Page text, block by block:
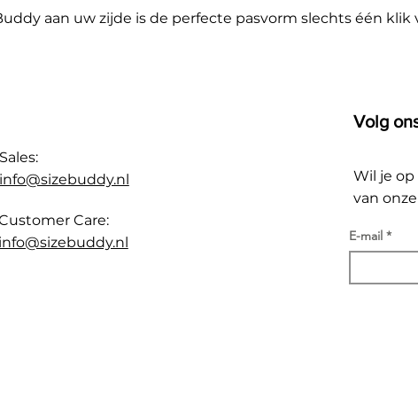
aan uw zijde is de perfecte pasvorm slechts één klik
Sales:
info@sizebuddy.nl
Care:
info@sizebuddy.nl
Volg
Wil je
van
E-mail